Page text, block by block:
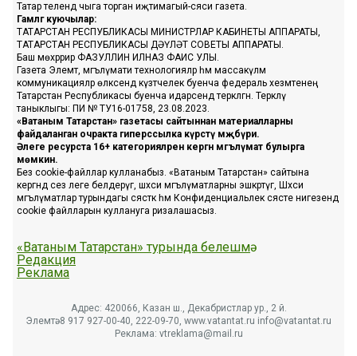
Татар телендә чыга торган иҗтимагый-сәяси газета.
Гамәлгә куючылар:
ТАТАРСТАН РЕСПУБЛИКАСЫ МИНИСТРЛАР КАБИНЕТЫ АППАРАТЫ,
ТАТАРСТАН РЕСПУБЛИКАСЫ ДӘҮЛӘТ СОВЕТЫ АППАРАТЫ.
Баш мөхәррир ФАЗУЛЛИН ИЛНАЗ ФАИС УЛЫ.
Газета Элемтә, мәгълүмати технологияләр һәм массакүләм
коммуникацияләр өлкәсендә күзәтчелек буенча федераль хезмәтенең
Татарстан Республикасы буенча идарәсендә теркәлгән. Теркәлү
таныклыгы: ПИ № ТУ16-01758, 23.08.2023.
«Ватаным Татарстан» газетасы сайтыннан материалларны
файдаланган очракта гиперссылка күрсәтү мәҗбүри.
Әлеге ресурста 16+ категорияләренә кергән мәгълүмат булырга
мөмкин.
Без cookie-файллар кулланабыз. «Ватаным Татарстан» сайтына
кергәндә сез әлеге белдерүгә, шәхси мәгълүматларны эшкәртүгә, Шәхси
мәгълүматлар турындагы сәясәткә һәм Конфиденциальлек сәясәте нигезендә
cookie файлларын куллануга ризалашасыз.
«Ватаным Татарстан» турында белешмә
Редакция
Реклама
Адрес: 420066, Казан ш., Декабристлар ур., 2 й.
Элемтә: 8 917 927-00-40, 222-09-70, www.vatantat.ru info@vatantat.ru
Реклама: vtreklama@mail.ru